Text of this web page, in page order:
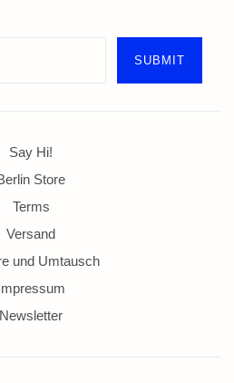
Say Hi!
Store
Terms
Versand
und Umtausch
Newsletter